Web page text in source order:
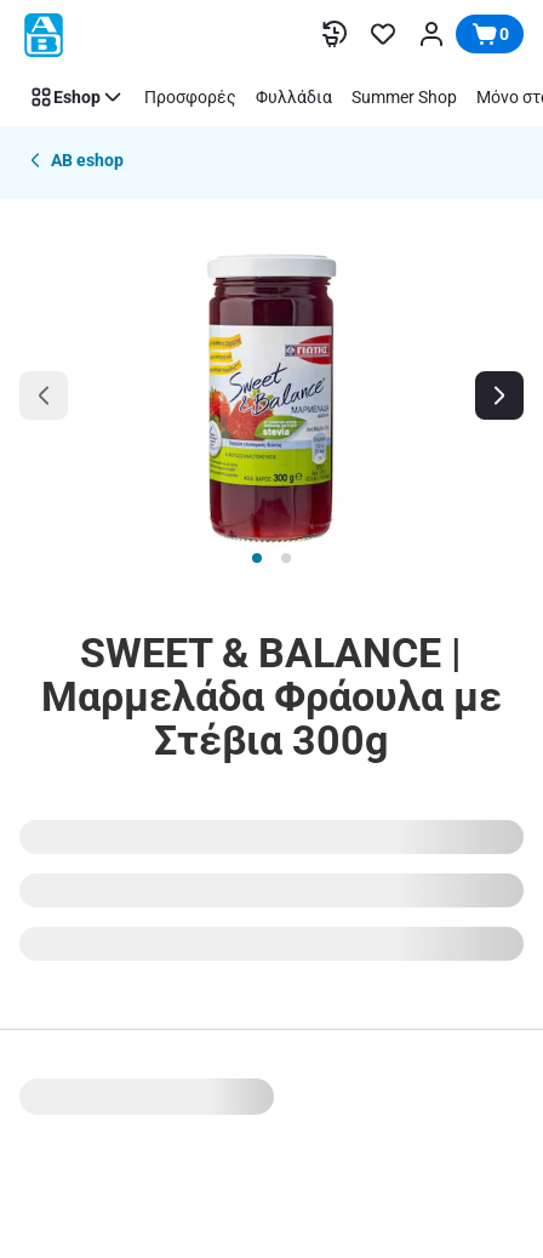
Παράλειψη 0
Eshop Προσφορές Φυλλάδια Summer Shop Μόνο
AB eshop
SWEET & BALANCE |
Μαρμελάδα Φράουλα με
Στέβια 300g